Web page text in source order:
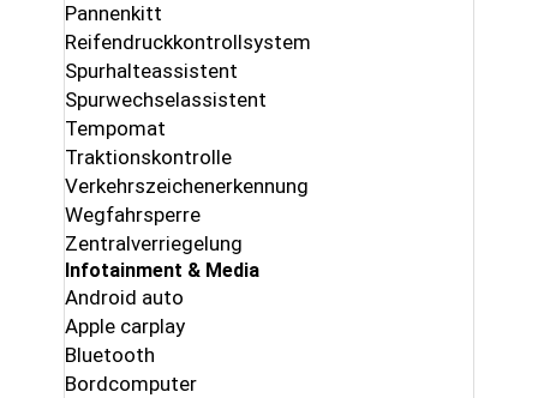
Pannenkitt
Reifendruckkontrollsystem
Spurhalteassistent
Spurwechselassistent
Tempomat
Traktionskontrolle
Verkehrszeichenerkennung
Wegfahrsperre
Zentralverriegelung
Infotainment & Media
Android auto
Apple carplay
Bluetooth
Bordcomputer